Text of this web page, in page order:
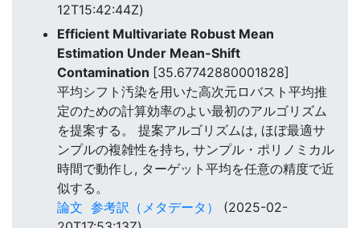
12T15:42:44Z)
Efficient Multivariate Robust Mean
Estimation Under Mean-Shift
Contamination [35.67742880001828]
平均シフト汚染を用いた高次元ロバスト平均推
定のための計算効率のよい最初のアルゴリズム
を提案する。 提案アルゴリズムは, ほぼ最適サ
ンプルの複雑性を持ち, サンプル・ポリノミカル
時間で動作し, ターゲット平均を任意の精度で近
似する。
論文 参考訳（メタデータ）
(2025-02-